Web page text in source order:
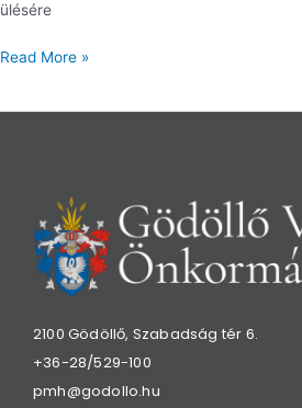
ülésére
Read More »
2100 Gödöllő, Szabadság tér 6.
+36-28/529-100
pmh@godollo.hu